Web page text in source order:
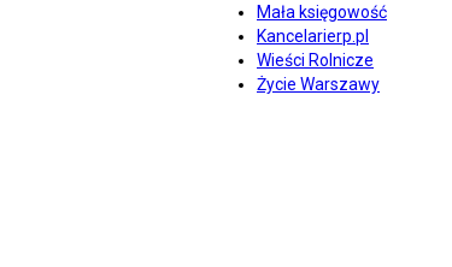
Mała księgowość
Kancelarierp.pl
Wieści Rolnicze
Życie Warszawy